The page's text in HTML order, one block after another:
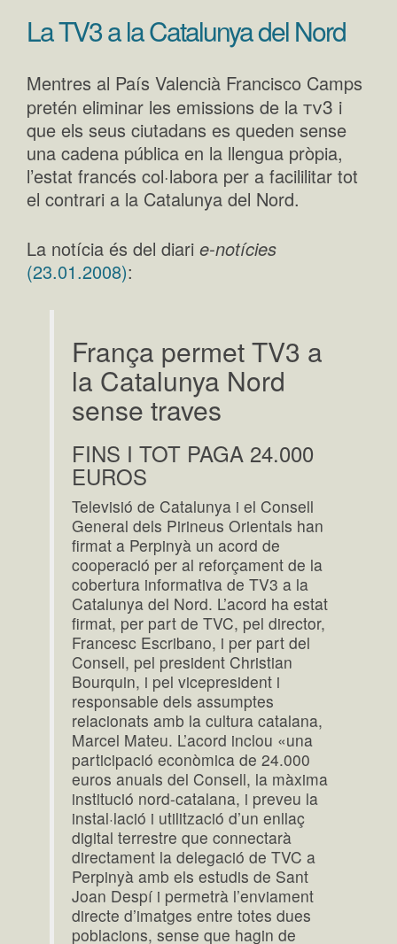
La TV3 a la Catalunya del Nord
Mentres al País Valencià Francisco Camps
pretén eliminar les emissions de la tv3 i
que els seus ciutadans es queden sense
una cadena pública en la llengua pròpia,
l’estat francés col·labora per a facililitar tot
el contrari a la Catalunya del Nord.
La notícia és del diari e-notícies
(23.01.2008):
França permet TV3 a
la Catalunya Nord
sense traves
FINS I TOT PAGA 24.000
EUROS
Televisió de Catalunya i el Consell
General dels Pirineus Orientals han
firmat a Perpinyà un acord de
cooperació per al reforçament de la
cobertura informativa de TV3 a la
Catalunya del Nord. L’acord ha estat
firmat, per part de TVC, pel director,
Francesc Escribano, i per part del
Consell, pel president Christian
Bourquin, i pel vicepresident i
responsable dels assumptes
relacionats amb la cultura catalana,
Marcel Mateu. L’acord inclou «una
participació econòmica de 24.000
euros anuals del Consell, la màxima
institució nord-catalana, i preveu la
instal·lació i utilització d’un enllaç
digital terrestre que connectarà
directament la delegació de TVC a
Perpinyà amb els estudis de Sant
Joan Despí i permetrà l’enviament
directe d’imatges entre totes dues
poblacions, sense que hagin de